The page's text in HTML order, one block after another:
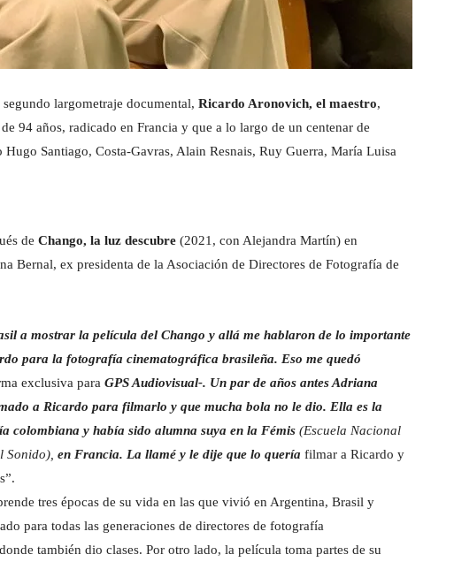
largometraje documental, Ricardo Aronovich, el maestro,
94 años, radicado en Francia y que a lo largo de un centenar de
Santiago, Costa-Gavras, Alain Resnais, Ruy Guerra, María Luisa
de Chango, la luz descubre (2021, con Alejandra Martín) en
Bernal, ex presidenta de la Asociación de Directores de Fotografía de
a mostrar la película del Chango y allá me hablaron de lo importante
para la fotografía cinematográfica brasileña. Eso me quedó
exclusiva para GPS Audiovisual-. Un par de años antes Adriana
a Ricardo para filmarlo y que mucha bola no le dio. Ella es la
colombiana y había sido alumna suya en la Fémis (Escuela Nacional
Sonido), en Francia. La llamé y le dije que lo quería filmar a Ricardo y
tres épocas de su vida en las que vivió en Argentina, Brasil y
para todas las generaciones de directores de fotografía
también dio clases. Por otro lado, la película toma partes de su